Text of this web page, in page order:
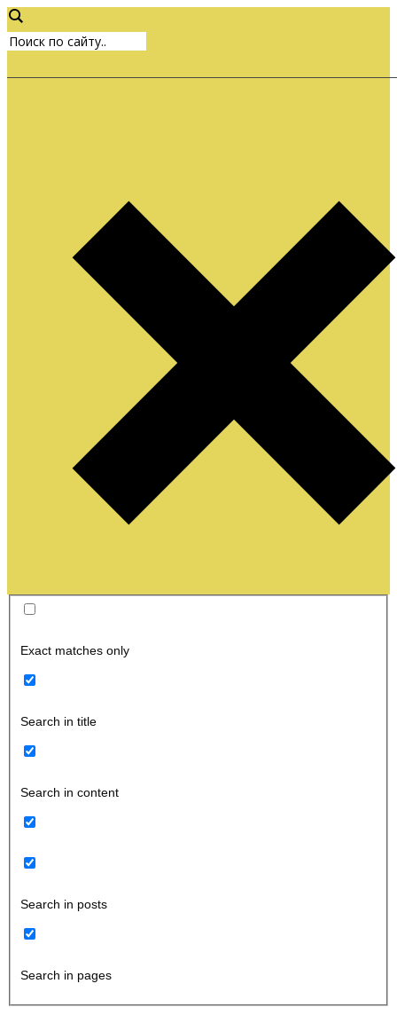
Exact matches only
Search in title
Search in content
Search in posts
Search in pages